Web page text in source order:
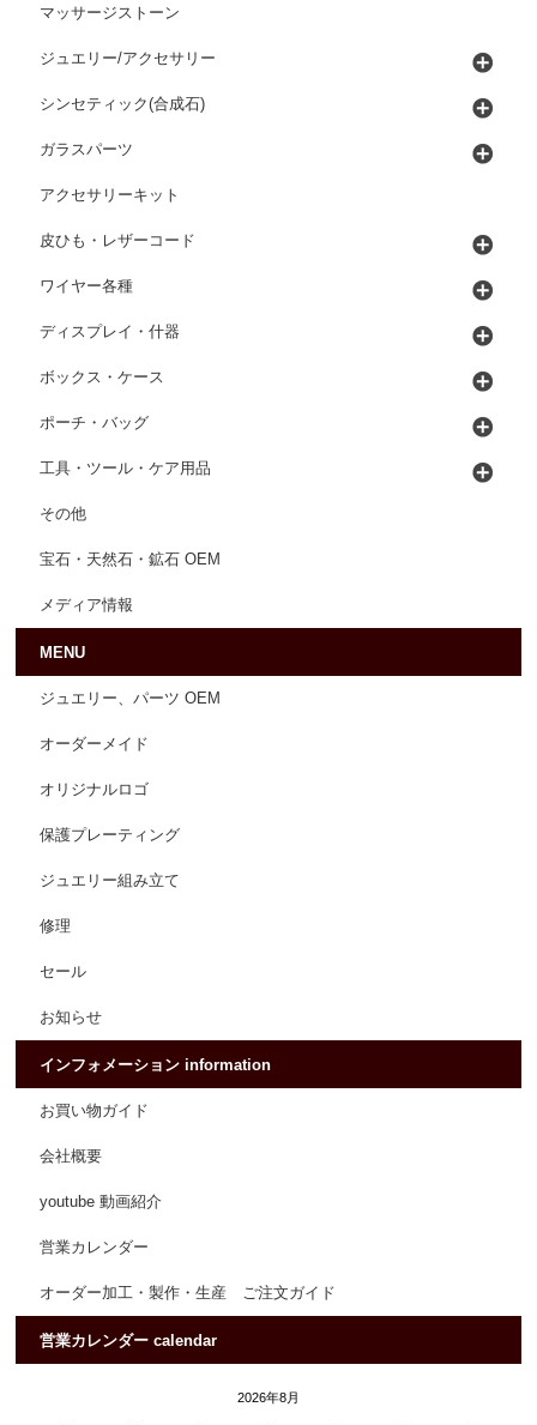
マッサージストーン
ジュエリー/アクセサリー
シンセティック(合成石)
ガラスパーツ
アクセサリーキット
皮ひも・レザーコード
ワイヤー各種
ディスプレイ・什器
ボックス・ケース
ポーチ・バッグ
工具・ツール・ケア用品
その他
宝石・天然石・鉱石 OEM
メディア情報
MENU
ジュエリー、パーツ OEM
オーダーメイド
オリジナルロゴ
保護プレーティング
ジュエリー組み立て
修理
セール
お知らせ
インフォメーション information
お買い物ガイド
会社概要
youtube 動画紹介
営業カレンダー
オーダー加工・製作・生産 ご注文ガイド
営業カレンダー calendar
2026年8月